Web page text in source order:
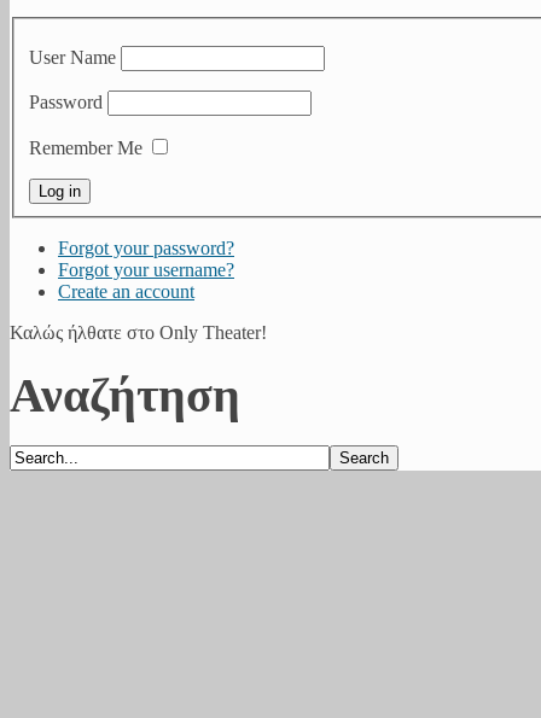
User Name
Password
Remember Me
Forgot your password?
Forgot your username?
Create an account
Καλώς ήλθατε στο Only Theater!
Αναζήτηση